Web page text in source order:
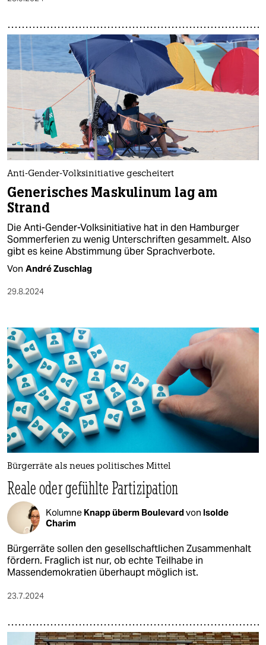
Anti-Gender-Volksinitiative gescheitert
Generisches Maskulinum lag am
Strand
Die Anti-Gender-Volksinitiative hat in den Hamburger
Sommerferien zu wenig Unterschriften gesammelt. Also
gibt es keine Abstimmung über Sprachverbote.
Von André Zuschlag
29.8.2024
Bürgerräte als neues politisches Mittel
Reale oder gefühlte Partizipation
Kolumne Knapp überm Boulevardvon Isolde
Charim
Bürgerräte sollen den gesellschaftlichen Zusammenhalt
fördern. Fraglich ist nur, ob echte Teilhabe in
Massendemokratien überhaupt möglich ist.
23.7.2024